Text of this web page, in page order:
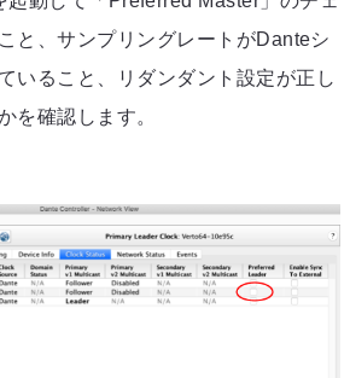
と、サンプリングレートがDanteシ
いること、リダンダント設定が正し
を確認します。